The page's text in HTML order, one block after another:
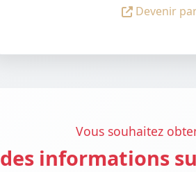
Devenir
Vous souhaitez
des informations